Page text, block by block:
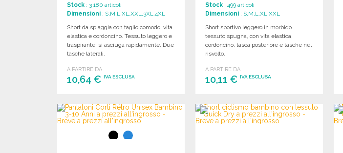
Stock : 3 180 articoli
Dimensioni : S,M,L,XL,XXL,3XL,4XL
Short da spiaggia con taglio comodo, vita
elastica e cordoncino. Tessuto leggero e
traspirante, si asciuga rapidamente. Due
tasche laterali.
A PARTIRE DA
10,64 € IVA ESCLUSA
Richiedi un preventivo
Stock : 499 articoli
Dimensioni : S,M,L,XL,XXL
Short sportivo leggero in morbido
tessuto spugna, con vita elastica,
cordoncino, tasca posteriore e tasche nel
risvolto.
A PARTIRE DA
10,11 €IVA ESCLUSA
Richiedi un preventivo